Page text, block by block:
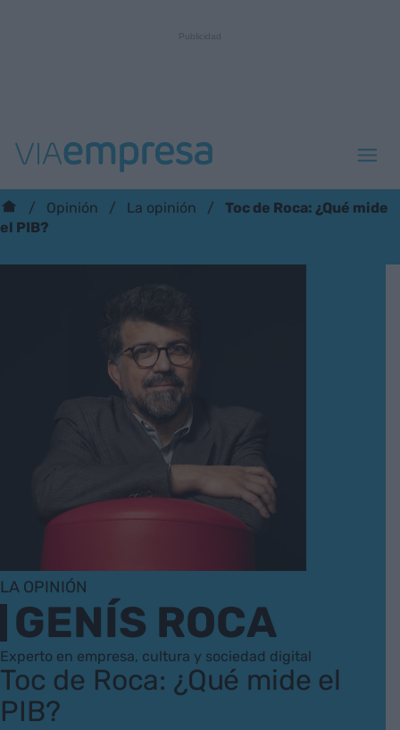
Opinión La opinión
Toc de Roca: ¿Qué mide
el PIB?
LA OPINIÓN
GENÍS ROCA
Experto en empresa, cultura y sociedad digital
Toc de Roca: ¿Qué mide el
PIB?